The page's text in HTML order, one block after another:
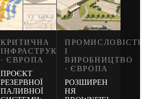
КРИТИЧНА
ІНФРАСТРУКТУРА
· ЄВРОПА
ПРОЄКТ
РЕЗЕРВНОЇ
ПАЛИВНОЇ
ПРОМИСЛОВІСТЬ
І
ВИРОБНИЦТВО
· ЄВРОПА
РОЗШИРЕН
НЯ